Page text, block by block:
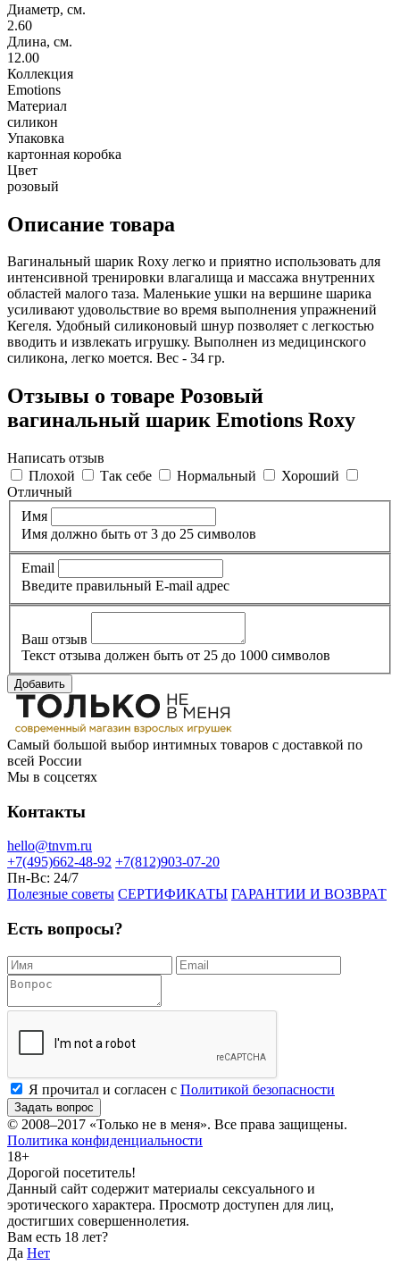
Диаметр, см.
2.60
Длина, см.
12.00
Коллекция
Emotions
Материал
силикон
Упаковка
картонная коробка
Цвет
розовый
Описание товара
Вагинальный шарик Roxy легко и приятно использовать для
интенсивной тренировки влагалища и массажа внутренних
областей малого таза. Маленькие ушки на вершине шарика
усиливают удовольствие во время выполнения упражнений
Кегеля. Удобный силиконовый шнур позволяет с легкостью
вводить и извлекать игрушку. Выполнен из медицинского
силикона, легко моется. Вес - 34 гр.
Отзывы о товаре Розовый
вагинальный шарик Emotions Roxy
Написать отзыв
Плохой
Так себе Нормальный
Хороший
Отличный
Имя
Имя должно быть от 3 до 25 символов
Email
Введите правильный E-mail адрес
Ваш отзыв
Текст отзыва должен быть от 25 до 1000 символов
Добавить
Самый большой выбор интимных товаров с доставкой по
всей России
Мы в соцсетях
Контакты
hello@tnvm.ru
+7(495)662-48-92 +7(812)903-07-20
Пн-Вс: 24/7
Полезные советы СЕРТИФИКАТЫ ГАРАНТИИ И ВОЗВРАТ
Есть вопросы?
Я прочитал и согласен с Политикой безопасности
Задать вопрос
© 2008–2017 «Только не в меня». Все права защищены.
Политика конфиденциальности
18+
Дорогой посетитель!
Данный сайт содержит материалы сексуального и
эротического характера. Просмотр доступен для лиц,
достигших совершеннолетия.
Вам есть 18 лет?
Да Нет